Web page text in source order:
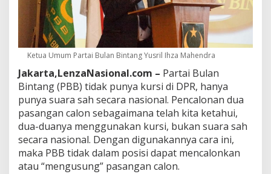
g
D
u
k
u
n
g
M
e
n
d
u
k
u
n
Ketua Umum Partai Bulan Bintang Yusril Ihza Mahendra
Jakarta,LenzaNasional.com – Partai Bulan
Bintang (PBB) tidak punya kursi di DPR, hanya
punya suara sah secara nasional. Pencalonan dua
pasangan calon sebagaimana telah kita ketahui,
dua-duanya menggunakan kursi, bukan suara sah
secara nasional. Dengan digunakannya cara ini,
maka PBB tidak dalam posisi dapat mencalonkan
atau “mengusung” pasangan calon.